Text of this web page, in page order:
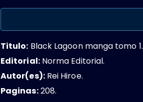
Titulo: Black Lagoon manga tomo 1.
Editorial:Norma Editorial.
Autor(es):Rei Hiroe.
Paginas:208.